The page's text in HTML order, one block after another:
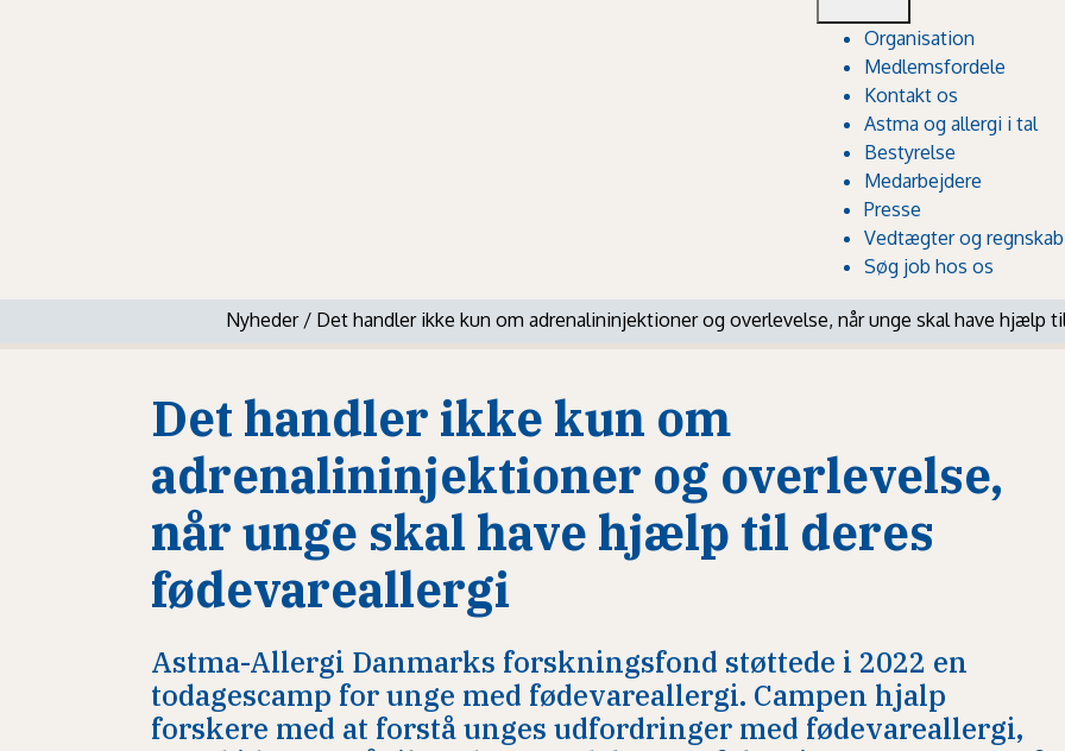
Organisation
Medlemsfordele
Kontakt os
Astma og allergi i tal
Bestyrelse
Medarbejdere
Presse
Vedtægter og regnskab
Søg job hos os
Nyheder / Det handler ikke kun om adrenalininjektioner og overlevelse, når unge skal have hjælp
Det handler ikke kun om
adrenalininjektioner og overlevelse,
når unge skal have hjælp til deres
fødevareallergi
Astma-Allergi Danmarks forskningsfond støttede i 2022 en
todagescamp for unge med fødevareallergi. Campen hjalp
forskere med at forstå unges udfordringer med fødevareallergi,